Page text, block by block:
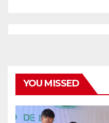
YOU MISSED